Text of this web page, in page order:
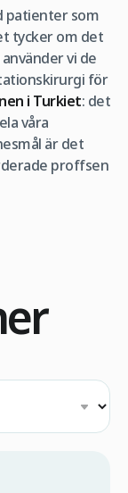
patienter som
tycker om det
använder vi de
för
i Turkiet: det
våra
är det
proffsen